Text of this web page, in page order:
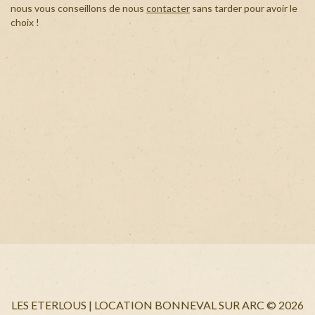
nous vous conseillons de nous contacter sans tarder pour avoir le
choix !
LES ETERLOUS | LOCATION BONNEVAL SUR ARC © 2026